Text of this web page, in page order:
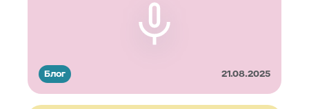
Блог 21.08.2025